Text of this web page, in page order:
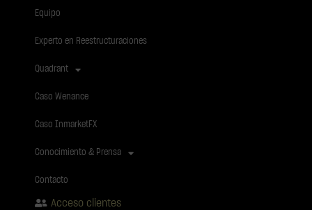
Equipo
Experto en Reestructuraciones
Quadrant
Caso Wenance
Caso InmarketFX
Conocimiento & Prensa
Contacto
Acceso clientes